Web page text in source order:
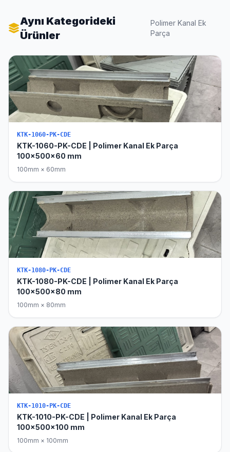
Aynı Kategorideki
Ürünler
Polimer Kanal Ek
Parça
KTK-1060-PK-CDE
KTK-1060-PK-CDE | Polimer Kanal Ek Parça
100x500x60 mm
100mm × 60mm
KTK-1080-PK-CDE
KTK-1080-PK-CDE | Polimer Kanal Ek Parça
100x500x80 mm
100mm × 80mm
KTK-1010-PK-CDE
KTK-1010-PK-CDE | Polimer Kanal Ek Parça
100x500x100 mm
100mm × 100mm